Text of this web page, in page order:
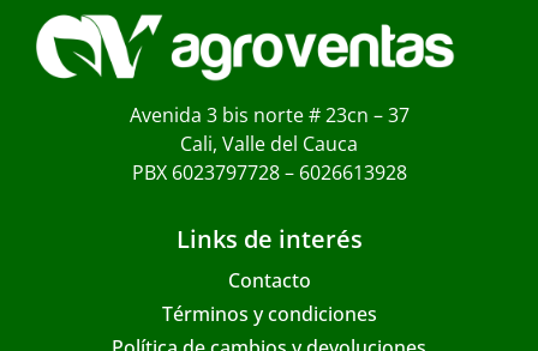
Avenida 3 bis norte # 23cn – 37
Cali, Valle del Cauca
PBX 6023797728 – 6026613928
Links de interés
Contacto
Términos y condiciones